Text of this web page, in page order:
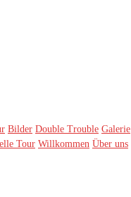
Bilder Double Trouble Galerie
Tour Willkommen Über uns